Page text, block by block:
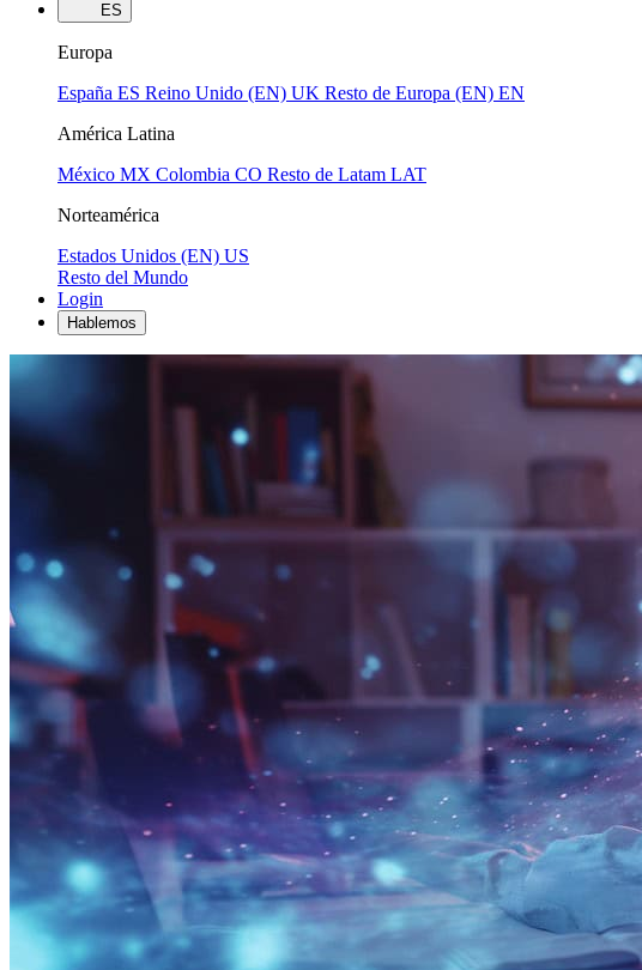
ES
Europa
España ES Reino Unido (EN) UK Resto de Europa (EN) EN
América Latina
México MX Colombia CO Resto de Latam LAT
Norteamérica
Estados Unidos (EN) US
Resto del Mundo
Login
Hablemos